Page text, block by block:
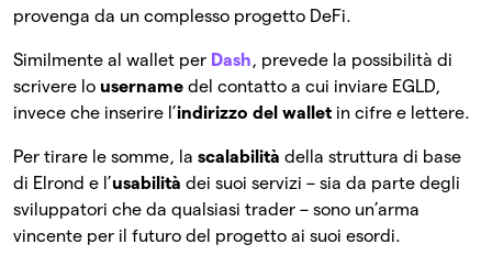
provenga da un complesso progetto DeFi.
Similmente al wallet per Dash, prevede la possibilità di
scrivere lo username del contatto a cui inviare EGLD,
invece che inserire l’indirizzo del wallet in cifre e lettere.
Per tirare le somme, la scalabilità della struttura di base
di Elrond e l’usabilità dei suoi servizi – sia da parte degli
sviluppatori che da qualsiasi trader – sono un’arma
vincente per il futuro del progetto ai suoi esordi.